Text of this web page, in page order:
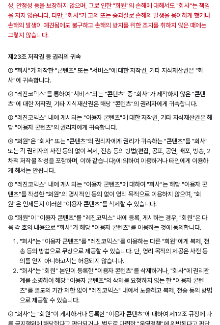
성, 안정성 등을 보장하지 않으며, 그로 인한 "회원"의 손해에 대해서도 "회사"는 책임
을 지지 않습니다. 다만, "회사"가 고의 또는 중과실로 손해의 발생을 용이하게 했거나
손해의 발생이 예견됨에도 불구하고 손해의 방지를 위한 조치를 취하지 않은 때에는
그렇지 않습니다.
제23조 저작권 등 권리의 귀속
① "회사"가 제작한 "콘텐츠" 또는 "서비스"에 대한 저작권, 기타 지식재산권은 "회
사"에 귀속합니다.
② "레진코믹스"를 통하여 "서비스"되는 "콘텐츠" 중 "회사"가 제작하지 않은 "콘텐
츠"에 대한 저작권, 기타 지식재산권은 해당 "콘텐츠"의 권리자에게 귀속합니다.
③ "레진코믹스" 내에 게시되는 "이용자 콘텐츠"에 대한 저작권, 기타 지식재산권은 해
당 "이용자 콘텐츠"의 권리자에게 귀속합니다.
④ "회원"은 "회사" 또는 "콘텐츠"의 권리자에게 권리가 귀속하는 "콘텐츠"를 "회사"
또는 각 권리자의 사전 동의 없이 복제, 전송 등의 방법(편집, 공표, 공연, 배포, 방송, 2
차적 저작물 작성을 포함하며, 이하 같습니다)에 의하여 이용하거나 타인에게 이용하
게 해서는 안됩니다.
⑤ "레진코믹스" 내에 게시되는 "이용자 콘텐츠"에 대하여 "회사"는 해당 "이용자 콘
텐츠"를 작성한 "회원"의 명시적인 동의 없이 영리 목적으로 이용하지 않으며, "회
원"은 언제든지 이러한 "이용자 콘텐츠"를 삭제할 수 있습니다.
⑥ "회원"이 "이용자 콘텐츠"를 "레진코믹스" 내에 등록, 게시하는 경우, "회원"은 다
음 각 호의 내용으로 "회사"가 해당 "이용자 콘텐츠"를 이용하는 것에 동의합니다.
"회사"는 "이용자 콘텐츠"를 "레진코믹스"를 이용하는 다른 "회원"에게 복제, 전
송 등의 방법으로 무상으로 제공할 수 있습니다. 단, 영리 목적의 제공은 사전 동
의를 얻지 아니하고서는 허용되지 않습니다.
"회사"는 "회원" 본인이 등록한 "이용자 콘텐츠"를 삭제하거나, "회사"에 권리관
계를 소명하여 해당 "이용자 콘텐츠"의 삭제를 요청하지 않는 한 "이용자 콘텐
츠"를 별도의 기간 제한 없이 "레진코믹스" 내에서 노출하고 복제, 전송 등의 방법
으로 제공할 수 있습니다.
⑦ "회사"는 "회원"이 게시하거나 등록한 "이용자 콘텐츠"에 대하여 제12조 규정에 따